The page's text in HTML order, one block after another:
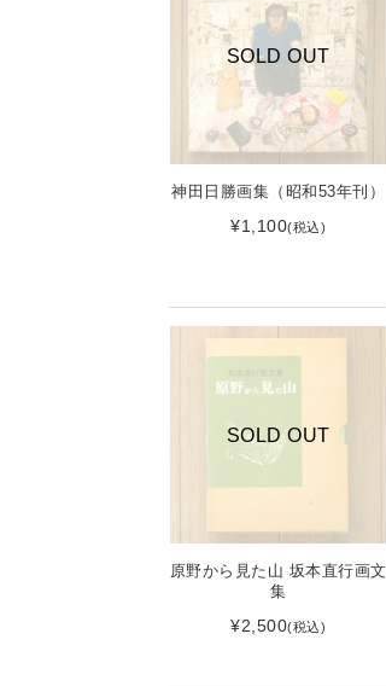
SOLD OUT
神田日勝画集（昭和53年刊）
¥1,100(税込)
SOLD OUT
原野から見た山 坂本直行画文
集
¥2,500(税込)